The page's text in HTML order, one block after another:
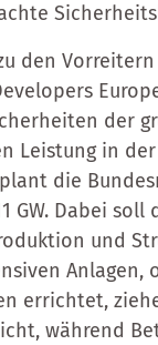
den
der
Leistung in
die
GW. Dabei
und
Anlagen,
errichtet,
während